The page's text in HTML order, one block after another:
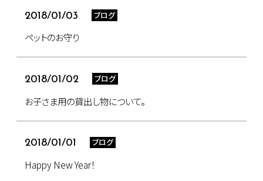
2018/01/03 ブログ
ペットのお守り
2018/01/02 ブログ
お子さま用の貸出し物について。
2018/01/01 ブログ
Happy New Year！